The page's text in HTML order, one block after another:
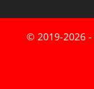
© 2019-2026 -